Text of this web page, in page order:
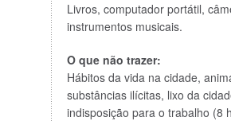
Livros, computador portátil,
instrumentos musicais.
O que não trazer:
Hábitos da vida na cidade,
substâncias ilícitas, lixo da
indisposição para o trabalho (8